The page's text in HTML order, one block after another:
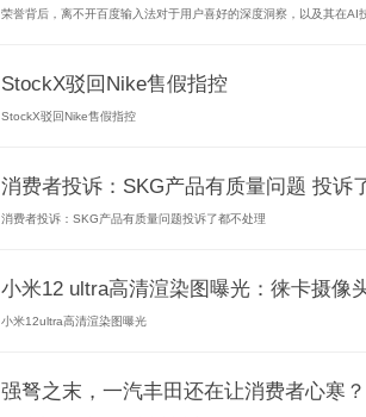
荣誉背后，离不开百度输入法对于用户喜好的深度洞察，以及其在AI
StockX驳回Nike售假指控
StockX驳回Nike售假指控
消费者投诉：SKG产品有质量问题 投诉
消费者投诉：SKG产品有质量问题投诉了都不处理
小米12 ultra高清渲染图曝光：徕卡摄像
小米12ultra高清渲染图曝光
强弩之末，一汽丰田还在让消费者心寒？